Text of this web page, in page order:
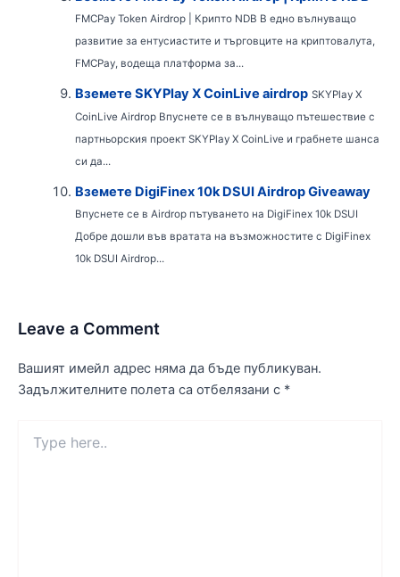
FMCPay Token Airdrop | Крипто NDB В едно вълнуващо
развитие за ентусиастите и търговците на криптовалута,
FMCPay, водеща платформа за...
Вземете SKYPlay X CoinLive airdrop SKYPlay X
CoinLive Airdrop Впуснете се в вълнуващо пътешествие с
партньорския проект SKYPlay X CoinLive и грабнете шанса
си да...
Вземете DigiFinex 10k DSUI Airdrop Giveaway
Впуснете се в Airdrop пътуването на DigiFinex 10k DSUI
Добре дошли във вратата на възможностите с DigiFinex
10k DSUI Airdrop...
Leave a Comment
Вашият имейл адрес няма да бъде публикуван.
Задължителните полета са отбелязани с *
here..